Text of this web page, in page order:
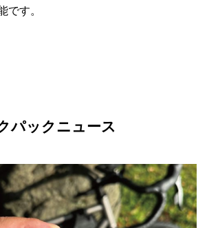
です。
パックニュース